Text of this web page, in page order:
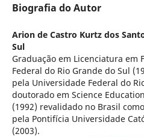
Biografia do Autor
Arion de Castro Kurtz dos
Sul
Graduação em Licenciatura em
Federal do Rio Grande do Sul
pela Universidade Federal do
doutorado em Science
(1992) revalidado no Brasil
pela Pontifícia Universidade
(2003).